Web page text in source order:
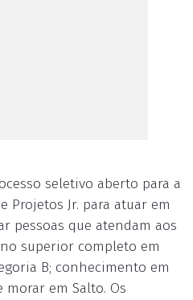
seletivo aberto para a
Projetos Jr. para atuar em
pessoas que atendam aos
superior completo em
B; conhecimento em
morar em Salto. Os